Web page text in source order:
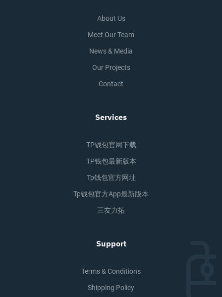
About Us
Meet Our Team
News & Media
Our Projects
Contact
Services
TP钱包官网下载
TP钱包最新版本
Tp钱包官方网址
Tp钱包官方app最新版本
三友力拓
Support
Terms & Conditions
Shipping Policy